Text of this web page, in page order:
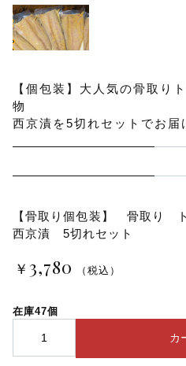
【個包装】大人気の骨取り
物
西京漬を5切れセットでお届
【骨取り個包装】 骨取り
西京漬 5切れセット
￥ 3,780 （税込）
在庫47個
カ
その他
在庫あり